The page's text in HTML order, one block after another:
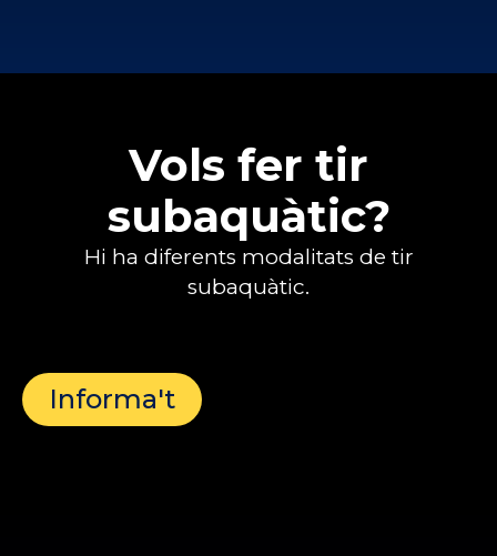
Vols fer tir
subaquàtic?
Hi ha diferents modalitats de tir
subaquàtic.
Informa't